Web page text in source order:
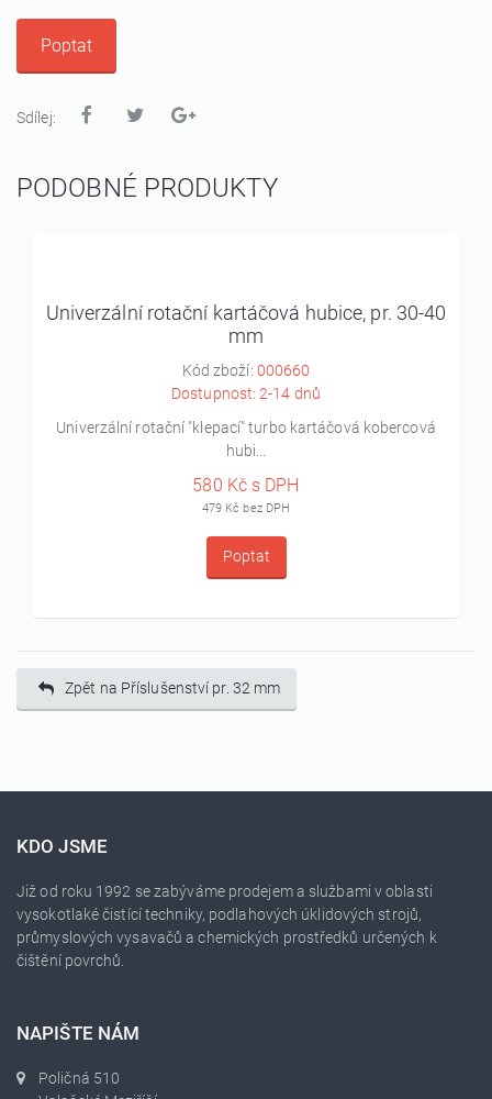
Poptat
Sdílej:
PODOBNÉ PRODUKTY
Univerzální rotační kartáčová hubice, pr. 30-40
mm
Kód zboží: 000660
Dostupnost: 2-14 dnů
Univerzální rotační "klepací" turbo kartáčová kobercová
hubi...
580 Kč s DPH
479 Kč bez DPH
Poptat
Zpět na Příslušenství pr. 32 mm
KDO JSME
Již od roku 1992 se zabýváme prodejem a službami v oblasti
vysokotlaké čistící techniky, podlahových úklidových strojů,
průmyslových vysavačů a chemických prostředků určených k
čištění povrchů.
NAPIŠTE NÁM
Poličná 510